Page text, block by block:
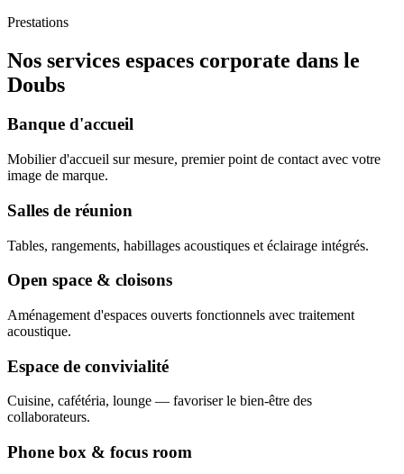
Prestations
Nos services espaces corporate dans le
Doubs
Banque d'accueil
Mobilier d'accueil sur mesure, premier point de contact avec votre
image de marque.
Salles de réunion
Tables, rangements, habillages acoustiques et éclairage intégrés.
Open space & cloisons
Aménagement d'espaces ouverts fonctionnels avec traitement
acoustique.
Espace de convivialité
Cuisine, cafétéria, lounge — favoriser le bien-être des
collaborateurs.
Phone box & focus room